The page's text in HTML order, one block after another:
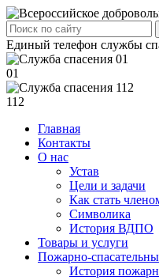
Единый телефон службы
01
112
Главная
Контакты
О нас
Устав
Цели и задачи
Как стать
Символика
История ВДПО
Товары и услуги
Пожарно-
История